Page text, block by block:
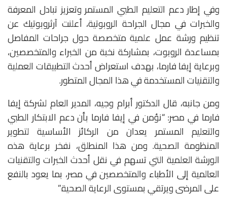
وفي إطار دعم التعليم الطبي المستمر وتعزيز تبادل المعرفة
والخبرات في مجال الجراحة الروبوتية، أعلنت آرثروبوتيك عن
تنظيم ورشة عمل علمية متخصصة حول جراحات المفاصل
بمساعدة الروبوت، بمشاركة نخبة من الخبراء والمتخصصين،
وبرعاية إيفا فارما، بهدف استعراض أحدث التطبيقات العملية
والتقنيات المستخدمة في هذا المجال المتطور.
ومن جانبه، قال الدكتور أبرام وجيه، المدير العام لشركة إيفا
فارما في مصر: “نؤمن في إيفا فارما بأن دعم الابتكار الطبي
والتعليم المستمر يعدان من الركائز الأساسية لتطوير
المنظومة الصحية. ومن هذا المنطلق، نفخر برعاية هذه
الورشة العلمية التي تسهم في نقل أحدث الخبرات والتقنيات
العالمية إلى الأطباء والمتخصصين في مصر، بما يعود بالنفع
على المرضى ويرتقي بمستوى الرعاية الصحية.”